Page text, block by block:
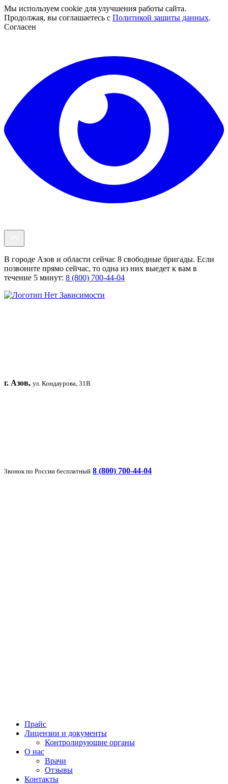
Мы используем cookie для улучшения работы сайта.
Продолжая, вы соглашаетесь с Политикой защиты данных.
Согласен
В городе Азов и области сейчас 8 свободные бригады. Если
позвоните прямо сейчас, то одна из них выедет к вам в
течение 5 минут: 8 (800) 700-44-04
г. Азов, ул. Кондаурова, 31В
Звонок по России бесплатный 8 (800) 700-44-04
Прайс
Лицензии и документы
Контролирующие органы
О нас
Врачи
Отзывы
Контакты